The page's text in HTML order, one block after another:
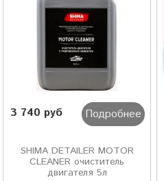
3 740 руб Подробнее
SHIMA DETAILER MOTOR
CLEANER очиститель
двигателя 5л